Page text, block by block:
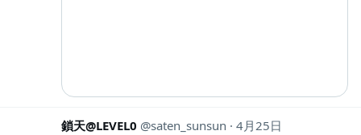
鎖天@LEVEL0 saten_sunsun
4月25日